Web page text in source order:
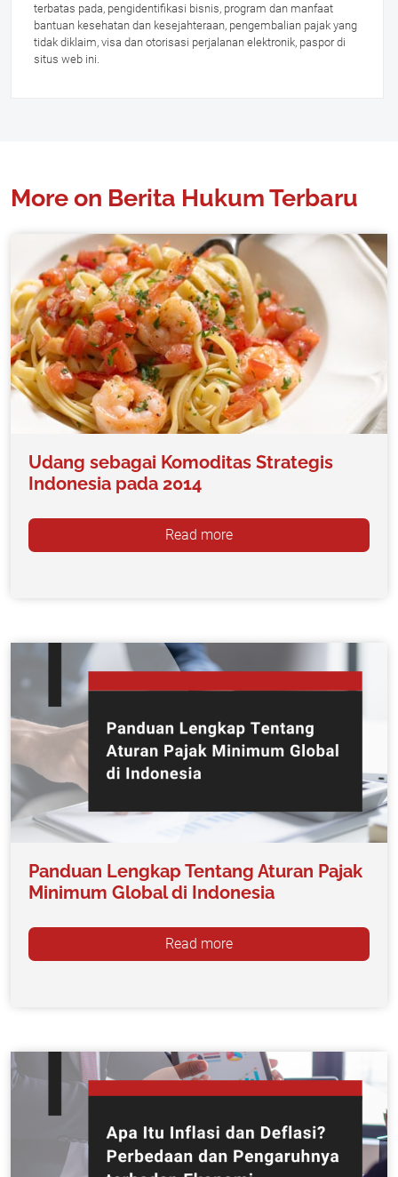
terbatas pada, pengidentifikasi bisnis, program dan manfaat
bantuan kesehatan dan kesejahteraan, pengembalian pajak yang
tidak diklaim, visa dan otorisasi perjalanan elektronik, paspor di
situs web ini.
More on Berita Hukum Terbaru
Udang sebagai Komoditas Strategis
Indonesia pada 2014
Read more
Panduan Lengkap Tentang Aturan Pajak
Minimum Global di Indonesia
Read more